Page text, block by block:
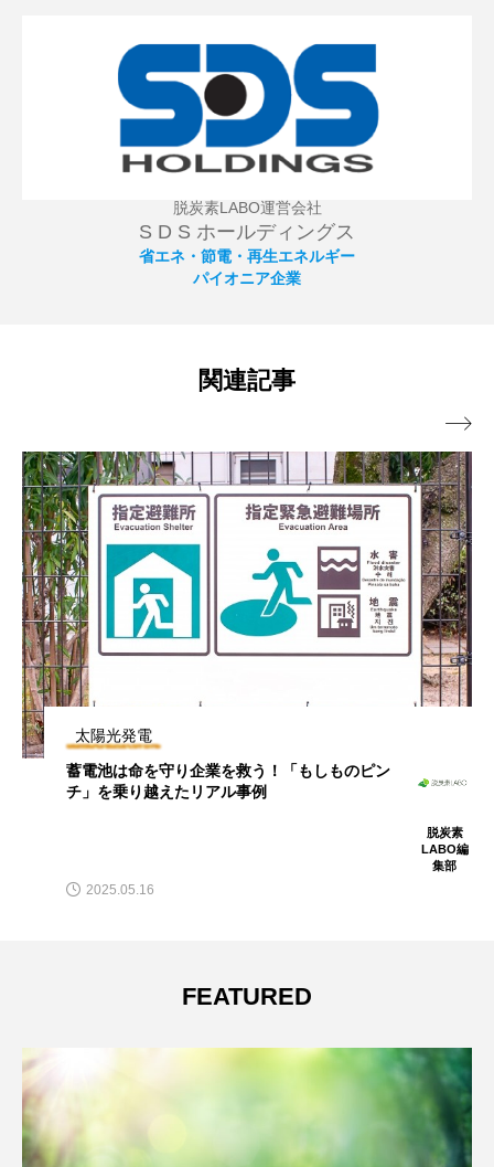
ネルギーの活用拡大に向けて情報提供を致します。経
費削減や節税対策、補助金活用など、事業の発展・成
長を狙った事業の効率化にも役立ちます。
脱炭素LABO運営会社
S D S ホールディングス
省エネ・節電・再生エネルギー
パイオニア企業
関連記事
太陽光発電
蓄電池は命を守り企業を救う！「もしものピン
チ」を乗り越えたリアル事例
脱炭素
LABO編
集部
2025.05.16

FEATURED